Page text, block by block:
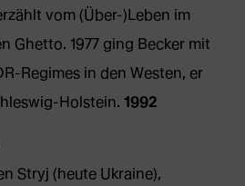
vom (Über-)Leben im
Ghetto. 1977 ging Becker mit
Regimes in den Westen, er
Holstein. 1992
Stryj (heute Ukraine),